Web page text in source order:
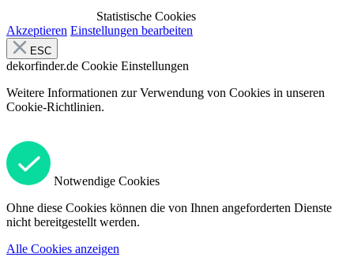
Statistische Cookies
Akzeptieren Einstellungen bearbeiten
ESC
dekorfinder.de Cookie Einstellungen
Weitere Informationen zur Verwendung von Cookies in unseren
Cookie-Richtlinien.
Notwendige Cookies
Ohne diese Cookies können die von Ihnen angeforderten Dienste
nicht bereitgestellt werden.
Alle Cookies anzeigen